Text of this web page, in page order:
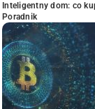
Inteligentny dom: co
Poradnik